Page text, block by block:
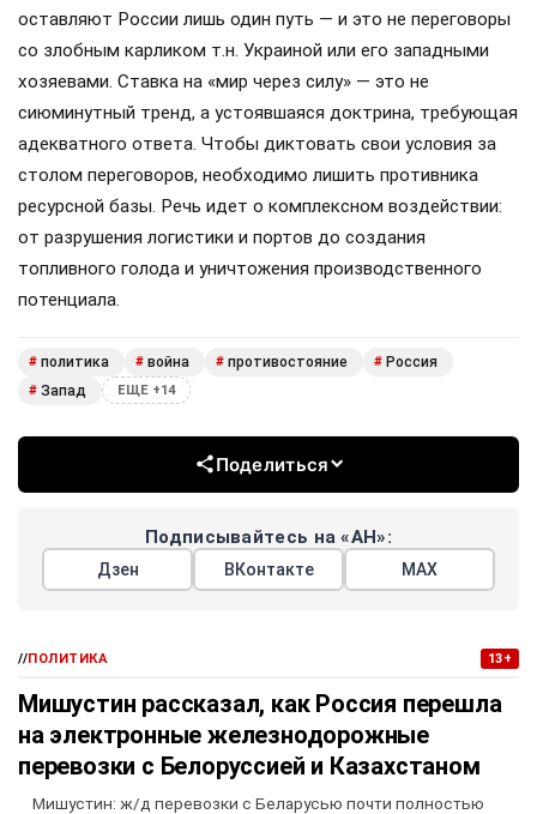
оставляют России лишь один путь — и это не переговоры
со злобным карликом т.н. Украиной или его западными
хозяевами. Ставка на «мир через силу» — это не
сиюминутный тренд, а устоявшаяся доктрина, требующая
адекватного ответа. Чтобы диктовать свои условия за
столом переговоров, необходимо лишить противника
ресурсной базы. Речь идет о комплексном воздействии:
от разрушения логистики и портов до создания
топливного голода и уничтожения производственного
потенциала.
# политика # война # противостояние # Россия
# Запад ЕЩЕ +14
Поделиться
Подписывайтесь на «АН»:
Дзен ВКонтакте МАХ
//ПОЛИТИКА 13+
Мишустин рассказал, как Россия перешла
на электронные железнодорожные
перевозки с Белоруссией и Казахстаном
Мишустин: ж/д перевозки с Беларусью почти полностью